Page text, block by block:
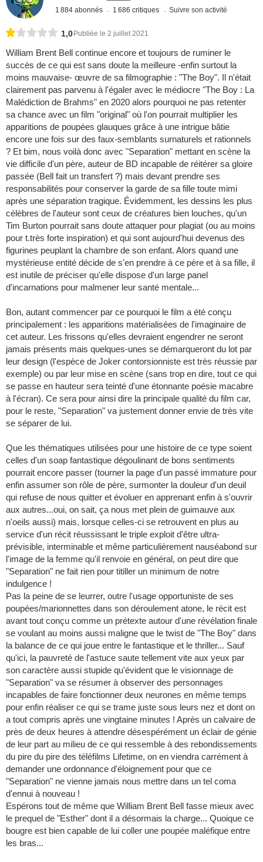
1 884 abonnés 1 686 critiques Suivre son activité
1,0 Publiée le 2 juillet 2021
William Brent Bell continue encore et toujours de ruminer le
succès de ce qui est sans doute la meilleure -enfin surtout la
moins mauvaise- œuvre de sa filmographie : "The Boy". Il n'était
clairement pas parvenu à l'égaler avec le médiocre "The Boy : La
Malédiction de Brahms" en 2020 alors pourquoi ne pas retenter
sa chance avec un film "original" où l'on pourrait multiplier les
apparitions de poupées glauques grâce à une intrigue bâtie
encore une fois sur des faux-semblants surnaturels et rationnels
? Et bim, nous voilà donc avec "Separation" mettant en scène la
vie difficile d'un père, auteur de BD incapable de réitérer sa gloire
passée (Bell fait un transfert ?) mais devant prendre ses
responsabilités pour conserver la garde de sa fille toute mimi
après une séparation tragique. Évidemment, les dessins les plus
célèbres de l'auteur sont ceux de créatures bien louches, qu'un
Tim Burton pourrait sans doute attaquer pour plagiat (ou au moins
pour t.très forte inspiration) et qui sont aujourd'hui devenus des
figurines peuplant la chambre de son enfant. Alors quand une
mystérieuse entité décide de s'en prendre à ce père et à sa fille, il
est inutile de préciser qu'elle dispose d'un large panel
d'incarnations pour malmener leur santé mentale...
Bon, autant commencer par ce pourquoi le film a été conçu
principalement : les apparitions matérialisées de l'imaginaire de
cet auteur. Les frissons qu'elles devraient engendrer ne seront
jamais présents mais quelques-unes se démarqueront du lot par
leur design (l'espèce de Joker contorsionniste est très réussie par
exemple) ou par leur mise en scène (sans trop en dire, tout ce qui
se passe en hauteur sera teinté d'une étonnante poésie macabre
à l'écran). Ce sera pour ainsi dire la principale qualité du film car,
pour le reste, "Separation" va justement donner envie de très vite
se séparer de lui.
Que les thématiques utilisées pour une histoire de ce type soient
celles d'un soap fantastique dégoulinant de bons sentiments
pourrait encore passer (tourner la page d'un passé immature pour
enfin assumer son rôle de père, surmonter la douleur d'un deuil
qui refuse de nous quitter et évoluer en apprenant enfin à s'ouvrir
aux autres...oui, on sait, ça nous met plein de guimauve aux
n'oeils aussi) mais, lorsque celles-ci se retrouvent en plus au
service d'un récit réussissant le triple exploit d'être ultra-
prévisible, interminable et même particulièrement nauséabond sur
l'image de la femme qu'il renvoie en général, on peut dire que
"Separation" ne fait rien pour titiller un minimum de notre
indulgence !
Pas la peine de se leurrer, outre l'usage opportuniste de ses
poupées/marionnettes dans son déroulement atone, le récit est
avant tout conçu comme un prétexte autour d'une révélation finale
se voulant au moins aussi maligne que le twist de "The Boy" dans
la balance de ce qui joue entre le fantastique et le thriller... Sauf
qu'ici, la pauvreté de l'astuce saute tellement vite aux yeux par
son caractère aussi stupide qu'évident que le visionnage de
"Separation" va se résumer à observer des personnages
incapables de faire fonctionner deux neurones en même temps
pour enfin réaliser ce qui se trame juste sous leurs nez et dont on
a tout compris après une vingtaine minutes ! Après un calvaire de
près de deux heures à attendre désespérément un éclair de génie
de leur part au milieu de ce qui ressemble à des rebondissements
du pire du pire des téléfilms Lifetime, on en viendra carrément à
demander une ordonnance d'éloignement pour que ce
"Separation" ne vienne jamais nous mettre dans un tel coma
d'ennui à nouveau !
Espérons tout de même que William Brent Bell fasse mieux avec
le prequel de "Esther" dont il a désormais la charge... Quoique ce
bougre est bien capable de lui coller une poupée maléfique entre
les bras...